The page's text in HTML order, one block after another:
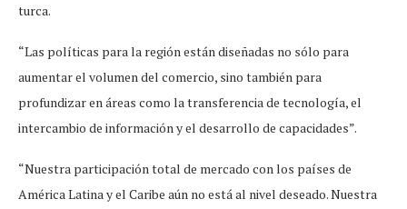
turca.
“Las políticas para la región están diseñadas no sólo para
aumentar el volumen del comercio, sino también para
profundizar en áreas como la transferencia de tecnología, el
intercambio de información y el desarrollo de capacidades”.
“Nuestra participación total de mercado con los países de
América Latina y el Caribe aún no está al nivel deseado. Nuestra